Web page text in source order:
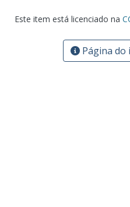
Este item está licenciado na
Página do